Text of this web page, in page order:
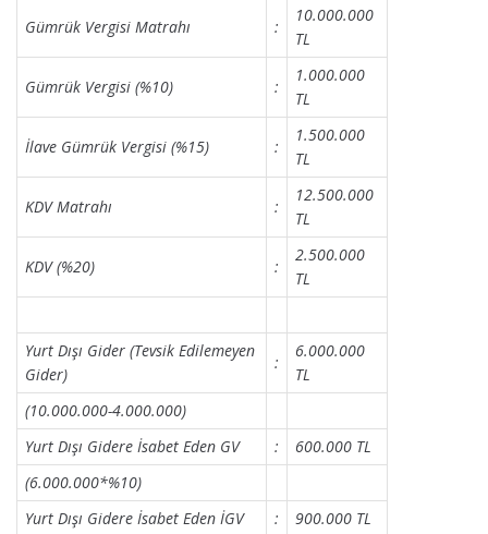
Gümrük Vergisi Matrahı :
10.000.000
TL
Gümrük Vergisi (%10) :
1.000.000
TL
İlave Gümrük Vergisi (%15) :
1.500.000
TL
KDV Matrahı :
12.500.000
TL
KDV (%20) :
2.500.000
TL
Yurt Dışı Gider (Tevsik Edilemeyen
Gider)
:
6.000.000
TL
(10.000.000-4.000.000)
Yurt Dışı Gidere İsabet Eden GV
:
600.000 TL
(6.000.000*%10)
Yurt Dışı Gidere İsabet Eden İGV
:
900.000 TL